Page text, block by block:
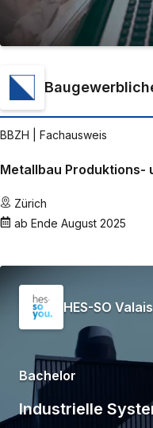
BBZH | Fachausweis
Metallbau Produktions-
Zürich
ab Ende August 2025
HES-SO
Bachelor
Industrielle